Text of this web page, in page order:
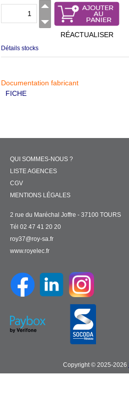
RÉACTUALISER
Détails stocks
Documentation fabricant
FICHE
QUI SOMMES-NOUS ?
LISTE AGENCES
CGV
MENTIONS LÉGALES
2 rue du Maréchal Joffre - 37100 TOURS
Tél 02 47 41 20 20
roy37@roy-sa.fr
www.royelec.fr
Copyright © 2025-2026